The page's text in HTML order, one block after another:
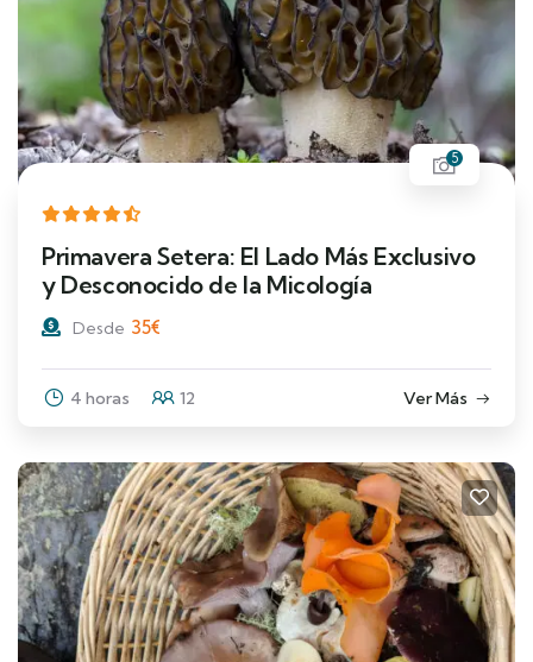
5
Primavera Setera: El Lado Más Exclusivo
y Desconocido de la Micología
Desde 35€
4 horas 12 Ver Más